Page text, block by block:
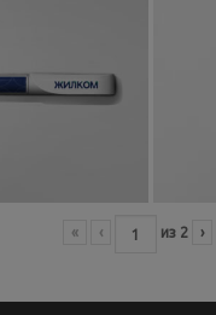
« ‹ из 2 ›